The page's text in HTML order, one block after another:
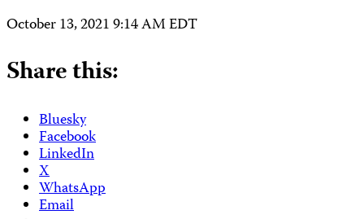
October 13, 2021 9:14 AM EDT
Share this:
Bluesky
Facebook
LinkedIn
X
WhatsApp
Email